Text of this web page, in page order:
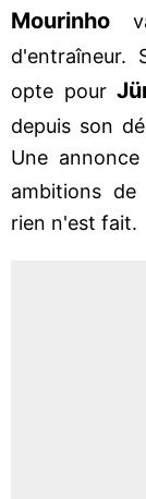
Mourinho
d'entraîneur.
opte pour
depuis son
Une
ambitions de
rien n'est fait.